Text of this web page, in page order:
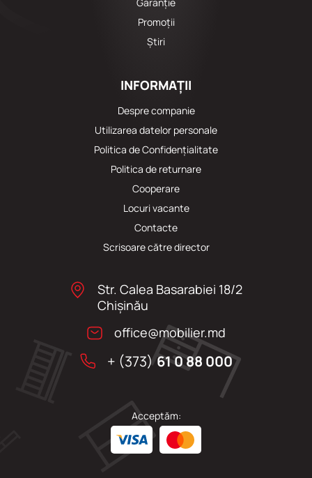
Garanție
Promoții
Știri
INFORMAȚII
Despre companie
Utilizarea datelor personale
Politica de Confidențialitate
Politica de returnare
Cooperare
Locuri vacante
Сontacte
Scrisoare către director
Str. Calea Basarabiei 18/2
Chişinău
office@mobilier.md
+ (373)61 0 88 000
Acceptăm: